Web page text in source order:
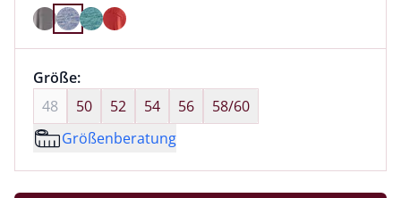
Farbe Blau meliert ausgewählt
Größenauswahl:
Größe:nichts ausgewählt
48
50 52 54 56
58/60
Größenberatung